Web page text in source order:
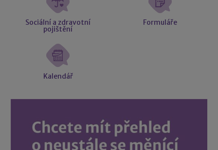
Sociální a zdravotní
pojištění
Formuláře
Kalendář